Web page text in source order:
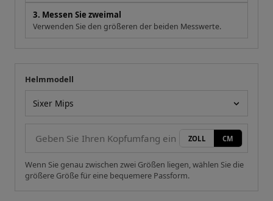
3. Messen Sie zweimal
Verwenden Sie den größeren der beiden Messwerte.
Ihre Messung
Helmmodell
ZOLL CM
Wenn Sie genau zwischen zwei Größen liegen, wählen Sie die
größere Größe für eine bequemere Passform.